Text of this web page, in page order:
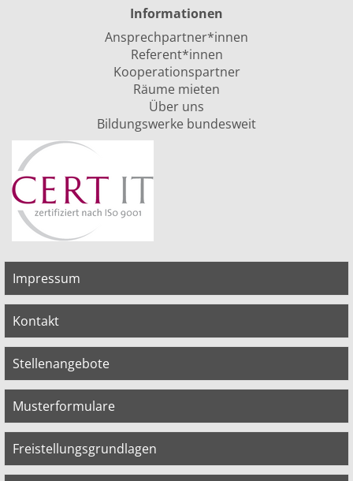
Informationen
Ansprechpartner*innen
Referent*innen
Kooperationspartner
Räume mieten
Über uns
Bildungswerke bundesweit
Impressum
Kontakt
Stellenangebote
Musterformulare
Freistellungsgrundlagen